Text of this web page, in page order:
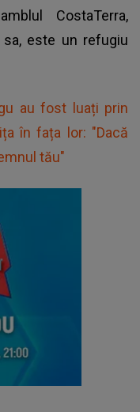
CostaTerra,
este un refugiu
au fost luați prin
în fața lor: "Dacă
tău"